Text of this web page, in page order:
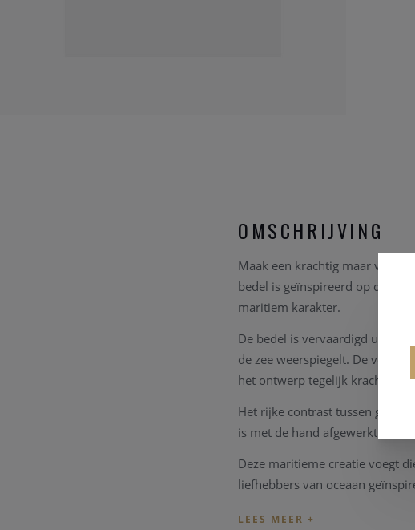
OMSCHRIJVING
Maak een krachtig maar
bedel is geïnspireerd op de
maritiem karakter.
De bedel is vervaardigd uit
de zee weerspiegelt. De
het ontwerp tegelijk kracht en
Het rijke contrast tussen
is met de hand afgewerkt om
Deze maritieme creatie voegt
liefhebbers van oceaan
Specificaties